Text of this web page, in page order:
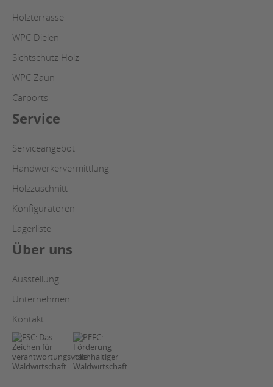
Holzterrasse
WPC Dielen
Sichtschutz Holz
WPC Zaun
Carports
Service
Serviceangebot
Handwerkervermittlung
Holzzuschnitt
Konfiguratoren
Lagerliste
Über uns
Ausstellung
Unternehmen
Kontakt